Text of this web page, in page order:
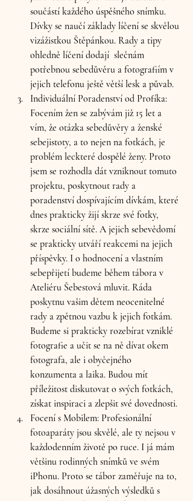
součástí každého úspěšného snímku.
Dívky se naučí základy líčení se skvělou
vizážistkou Štěpánkou. Rady a tipy
ohledně líčení dodají  slečnám
potřebnou sebedůvěru a fotografiím v
jejich telefonu ještě větší lesk a půvab.
Individuální Poradenství od Profíka:
Focením žen se zabývám již 15 let a
vím, že otázka sebedůvěry a ženské
sebejistoty, a to nejen na fotkách, je
problém leckteré dospělé ženy. Proto
jsem se rozhodla dát vzniknout tomuto
projektu, poskytnout rady a
poradenství dospívajícím dívkám, které
dnes prakticky žijí skrze své fotky,
skrze sociální sítě. A jejich sebevědomí
se prakticky utváří reakcemi na jejich
příspěvky. I o hodnocení a vlastním
sebepřijetí budeme během tábora v
Ateliéru Šebestová mluvit. Ráda
poskytnu vašim dětem neocenitelné
rady a zpětnou vazbu k jejich fotkám.
Budeme si prakticky rozebírat vzniklé
fotografie a učit se na ně dívat okem
fotografa, ale i obyčejného
konzumenta a laika. Budou mít
příležitost diskutovat o svých fotkách,
získat inspiraci a zlepšit své dovednosti.
Focení s Mobilem: Profesionální
fotoaparáty jsou skvělé, ale ty nejsou v
každodenním životě po ruce. I já mám
většinu rodinných snímků ve svém
iPhonu. Proto se tábor zaměřuje na to,
jak dosáhnout úžasných výsledků s